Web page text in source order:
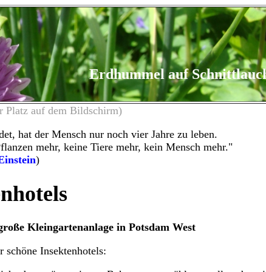
Erdhummel auf
Platz auf dem Bildschirm)
hat der Mensch nur noch vier Jahre zu leben.
mehr, keine Tiere mehr, kein Mensch mehr."
)
Kleingartenanlage in Potsdam West
schöne Insektenhotels: